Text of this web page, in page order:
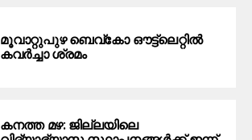
മൂ​വാ​റ്റു​പു​ഴ ബെ​വ്കോ ഔ​ട്ട്‌​ലെ​റ്റിൽ
കവർച്ചാ ശ്രമം
കനത്ത മഴ: ജില്ലയിലെ